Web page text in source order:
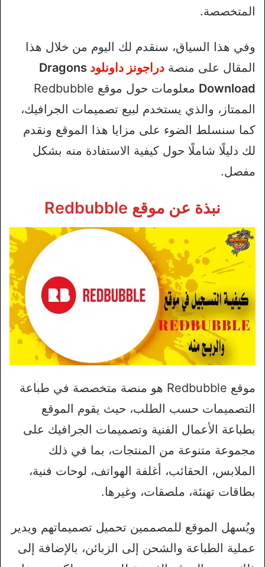
المتخصصة.
وفي هذا السياق، سنقدم لك اليوم من خلال هذا
المقال على منصة دراجونز داونلود Dragons
Download
معلومات حول موقع Redbubble
الممتاز، والذي يستخدم لبيع تصميمات الجرافيك،
كما سنسلط الضوء على مزايا هذا الموقع ونقدم
لك دليلًا شاملًا حول كيفية الاستفادة منه بشكل
مفصل.
نبذة عن موقع Redbubble
موقع Redbubble هو منصة متخصصة في طباعة
التصميمات حسب الطلب، حيث يقوم الموقع
بطباعة الأعمال الفنية وتصميمات الجرافيك على
مجموعة متنوعة من المنتجات، بما في ذلك
الملابس، الحقائب، أغلفة الهواتف، لوحات فنية،
بطاقات تهنئة، ملصقات، وغيرها.
ويُسهل الموقع للمصممين تحميل تصميماتهم ويدير
عملية الطباعة والشحن إلى الزبائن، بالإضافة إلى